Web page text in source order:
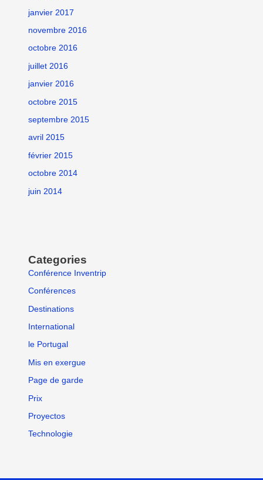
janvier 2017
novembre 2016
octobre 2016
juillet 2016
janvier 2016
octobre 2015
septembre 2015
avril 2015
février 2015
octobre 2014
juin 2014
Categories
Conférence Inventrip
Conférences
Destinations
International
le Portugal
Mis en exergue
Page de garde
Prix
Proyectos
Technologie